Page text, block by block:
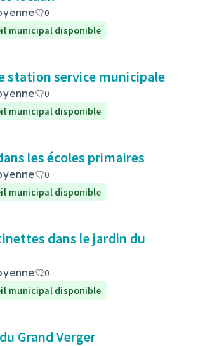
0
municipal disponible
station service municipale
0
municipal disponible
les écoles primaires
0
municipal disponible
dans le jardin du
0
municipal disponible
Grand Verger